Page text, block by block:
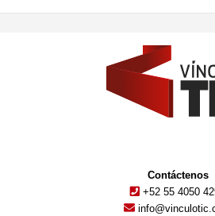
Contáctenos
+52 55 4050